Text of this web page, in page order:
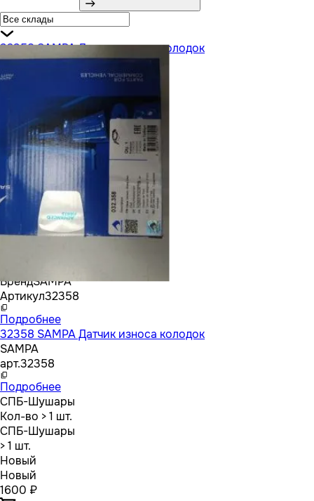
32358 SAMPA Датчик износа колодок
БрендSAMPA
Артикул32358
Подробнее
32358 SAMPA Датчик износа колодок
SAMPA
арт.32358
Подробнее
СПБ-Шушары
Кол-во > 1 шт.
СПБ-Шушары
> 1 шт.
Новый
Новый
1600 ₽